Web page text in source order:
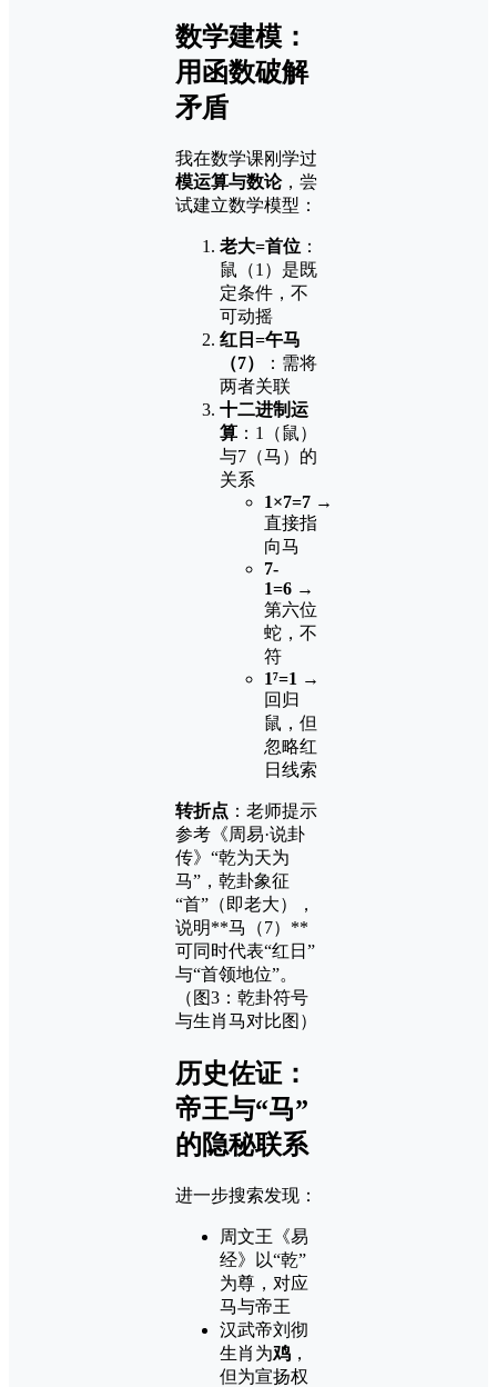
数学建模：
用函数破解
矛盾
我在数学课刚学过
模运算与数论，尝
试建立数学模型：
老大=首位 ：
鼠（1）是既
定条件，不
可动摇
红日=午马
（7）
：需将
两者关联
十二进制运
算 ：1（鼠）
与7（马）的
关系
1×7=7 →
直接指
向马
7-
1=6 →
第六位
蛇，不
符
1⁷=1 →
回归
鼠，但
忽略红
日线索
转折点 ：老师提示
参考《周易·说卦
传》“乾为天为
马”，乾卦象征
“首”（即老大），
说明**马（7）**
可同时代表“红日”
与“首领地位”。
（图3：乾卦符号
与生肖马对比图）
历史佐证：
帝王与“马”
的隐秘联系
进一步搜索发现：
周文王《易
经》以“乾”
为尊，对应
马与帝王
汉武帝刘彻
生肖为鸡 ，
但为宣扬权